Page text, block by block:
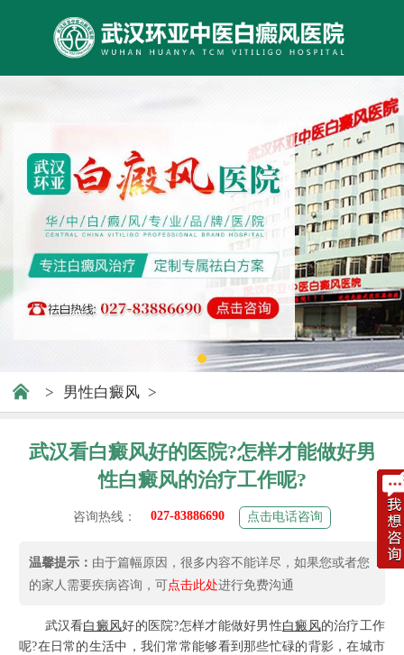
> 男性白癜风 >
武汉看白癜风好的医院?怎样才能做好男
性白癜风的治疗工作呢?
咨询热线： 027-83886690 点击电话咨询
温馨提示： 由于篇幅原因，很多内容不能详尽，如果您或者您
的家人需要疾病咨询，可点击此处进行免费沟通
武汉看白癜风好的医院?怎样才能做好男性白癜风的治疗工作
呢?在日常的生活中，我们常常能够看到那些忙碌的背影，在城市